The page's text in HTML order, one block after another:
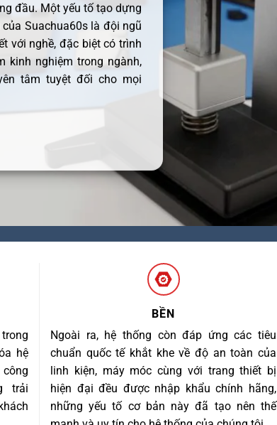
đầu. Một yếu tố tạo dựng
Suachua60s là đội ngũ
với nghề, đặc biệt có trình
kinh nghiệm trong ngành,
tâm tuyệt đối cho mọi
hệ
trải
BỀN
Ngoài ra, hệ thống còn đáp ứng các tiêu
chuẩn quốc tế khắt khe về độ an toàn của
linh kiện, máy móc cùng với trang thiết bị
hiện đại đều được nhập khẩu chính hãng,
những yếu tố cơ bản này đã tạo nên thế